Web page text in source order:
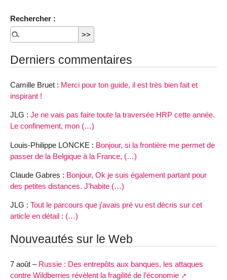
Rechercher :
Derniers commentaires
Camille Bruet : Merci pour ton guide, il est très bien fait et
inspirant !
JLG : Je ne vais pas faire toute la traversée HRP cette année.
Le confinement, mon (…)
Louis-Philippe LONCKE : Bonjour, si la frontière me permet de
passer de la Belgique à la France, (…)
Claude Gabres : Bonjour, Ok je suis également partant pour
des petites distances. J’habite (…)
JLG : Tout le parcours que j’avais pré vu est décris sur cet
article en détail : (…)
Nouveautés sur le Web
7 août – Russie : Des entrepôts aux banques, les attaques
contre Wildberries révèlent la fragilité de l’économie